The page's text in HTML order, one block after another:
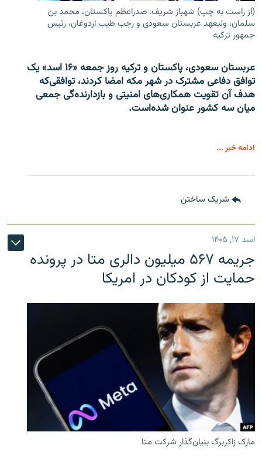
(از راست به چپ) شهباز شریف، صدراعظم پاکستان، محمد بن
سلمان، ولیعهد عربستان سعودی و رجب طیب اردوغان، رئیس
جمهور ترکیه
عربستان سعودی، پاکستان و ترکیه روز جمعه «۱۶ اسد» یک
توافق دفاعی مشترک در شهر مکه امضا کردند، توافقی‌که
هدف آن تقویت همکاری‌های امنیتی و بازدارنده‌گی جمعی
میان سه کشور عنوان شده‌است.
ادامه خبر ...
شریک ساختن
اسد ۱۷, ۱۴۰۵
جریمه ۵۶۷ میلیون دالری متا در پرونده
حمایت از کودکان در امریکا
مارک زاکربرگ بنیان‌گذار شرکت متا